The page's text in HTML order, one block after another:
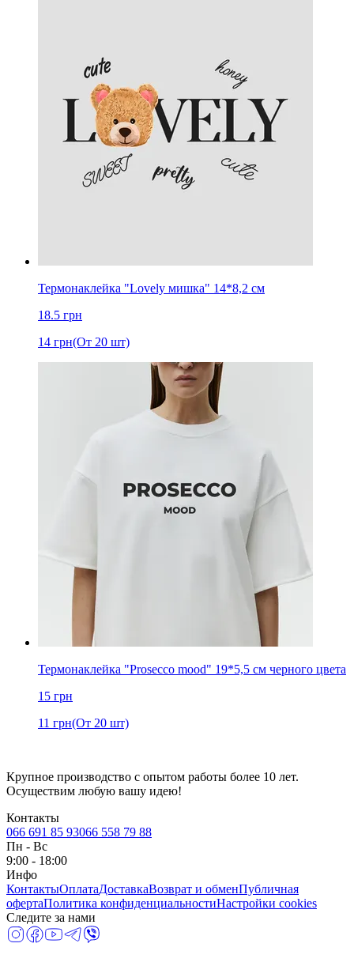
Термонаклейка "Lovely мишка" 14*8,2 см
18.5 грн
14 грн(От 20 шт)
Термонаклейка "Prosecco mood" 19*5,5 см черного цвета
15 грн
11 грн(От 20 шт)
Крупное производство с опытом работы более 10 лет.
Осуществим любую вашу идею!
Контакты
066 691 85 93066 558 79 88
Пн - Вс
9:00 - 18:00
Инфо
КонтактыОплатаДоставкаВозврат и обменПубличная
офертаПолитика конфиденциальностиНастройки cookies
Следите за нами